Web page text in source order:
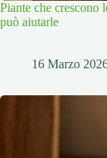
Piante che crescono
può aiutarle
16 Marzo